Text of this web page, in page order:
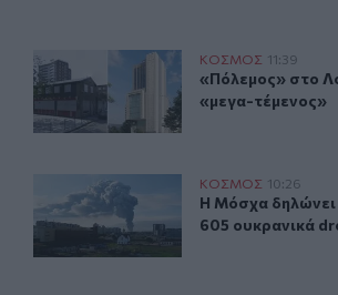
απαγωγής
διέσωσαν 308 θύματα απαγωγής
«Πόλεμος» στο Λονδίνο για το
ΚΟΣΜΟΣ 11:39
«Πόλεμος» στο
«Πόλεμος» στο
«μεγα-τέμενος»
Η Μόσχα δηλώνει ότι κατέρριψε
ΚΟΣΜΟΣ 10:26
Η Μόσχα
Η Μόσχα δηλώνει
605 ουκρανικά